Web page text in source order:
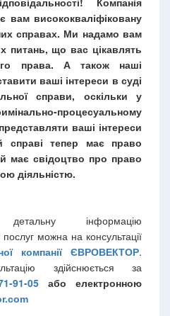
вам висококваліфіковану
справах. Ми надамо вам
питань, що вас цікавлять
права. А також наші
ваші інтереси в суді
справи, оскільки у
процесуальному
ваші інтереси
справі тепер має право
має свідоцтво про право
діяльністю.
інформацію
послуг можна на консультації
компанії ЄВРОВЕКТОР.
здійснюється за
91-05 або електронною